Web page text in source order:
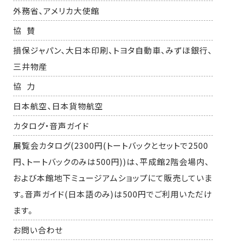
外務省、アメリカ大使館
協 賛
損保ジャパン、大日本印刷、トヨタ自動車、みずほ銀行、
三井物産
協 力
日本航空、日本貨物航空
カタログ・音声ガイド
展覧会カタログ(2300円(トートバックとセットで2500
円、トートバックのみは500円))は、平成館2階会場内、
および本館地下ミュージアムショップにて販売していま
す。音声ガイド(日本語のみ)は500円でご利用いただけ
ます。
お問い合わせ